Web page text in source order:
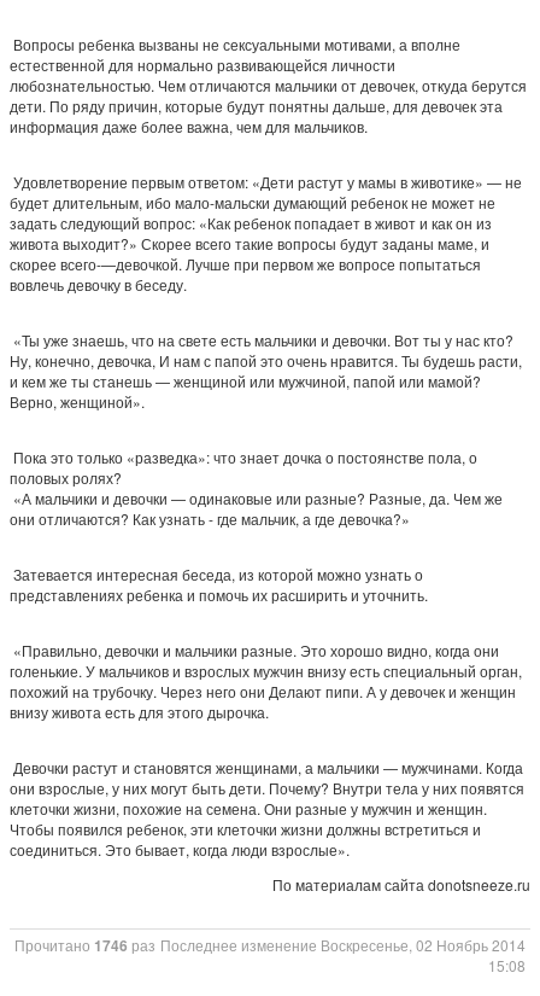
Вопросы ребенка вызваны не сексуальными мотивами, а вполне
естественной для нормально развивающейся личности
любознательностью. Чем отличаются мальчики от девочек, откуда берутся
дети. По ряду причин, которые будут понятны дальше, для девочек эта
информация даже более важна, чем для мальчиков.
Удовлетворение первым ответом: «Дети растут у мамы в животике» — не
будет длительным, ибо мало-мальски думающий ребенок не может не
задать следующий вопрос: «Как ребенок попадает в живот и как он из
живота выходит?» Скорее всего такие вопросы будут заданы маме, и
скорее всего-—девочкой. Лучше при первом же вопросе попытаться
вовлечь девочку в беседу.
«Ты уже знаешь, что на свете есть мальчики и девочки. Вот ты у нас кто?
Ну, конечно, девочка, И нам с папой это очень нравится. Ты будешь расти,
и кем же ты станешь — женщиной или мужчиной, папой или мамой?
Верно, женщиной».
Пока это только «разведка»: что знает дочка о постоянстве пола, о
половых ролях?
«А мальчики и девочки — одинаковые или разные? Разные, да. Чем же
они отличаются? Как узнать - где мальчик, а где девочка?»
Затевается интересная беседа, из которой можно узнать о
представлениях ребенка и помочь их расширить и уточнить.
«Правильно, девочки и мальчики разные. Это хорошо видно, когда они
голенькие. У мальчиков и взрослых мужчин внизу есть специальный орган,
похожий на трубочку. Через него они Делают пипи. А у девочек и женщин
внизу живота есть для этого дырочка.
Девочки растут и становятся женщинами, а мальчики — мужчинами. Когда
они взрослые, у них могут быть дети. Почему? Внутри тела у них появятся
клеточки жизни, похожие на семена. Они разные у мужчин и женщин.
Чтобы появился ребенок, эти клеточки жизни должны встретиться и
соединиться. Это бывает, когда люди взрослые».
По материалам сайта donotsneeze.ru
Прочитано 1746 раз Последнее изменение Воскресенье, 02 Ноябрь 2014
15:08